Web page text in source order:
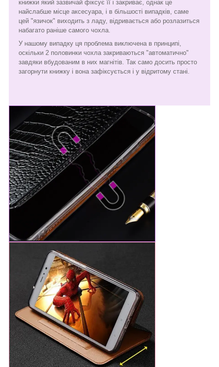
книжки який зазвичай фіксує її і закриває, однак це
найслабше місце аксесуара, і в більшості випадків, саме
цей "язичок" виходить з ладу, відривається або розлазиться
набагато раніше самого чохла.
У нашому випадку ця проблема виключена в принципі,
оскільки 2 половинки чохла закриваються "автоматично"
завдяки вбудованим в них магнітів. Так само досить просто
загорнути книжку і вона зафіксується і у відритому стані.